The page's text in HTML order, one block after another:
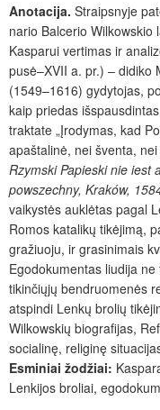
Anotacija. Straipsnyje
nario Balcerio
Kasparui vertimas ir
pusė–XVII a. pr.) – didiko
(1549–1616) gydytojas,
kaip priedas
traktate „Įrodymas, kad
apaštalinė, nei šventa,
Rzymski Papieski nie iest
powszechny, Kraków,
vaikystės auklėtas pagal
Romos katalikų tikėjimą,
gražiuoju, ir grasinimais
Egodokumentas liudija
tikinčiųjų bendruomenės
atspindi Lenkų brolių
Wilkowskių biografijas,
socialinę, religinę
Esminiai žodžiai:
Lenkijos broliai,